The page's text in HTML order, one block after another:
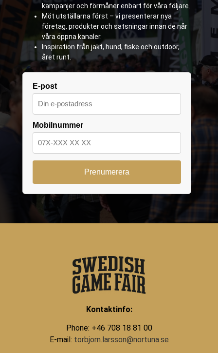
E-post
Mobilnummer
kampanjer och förmåner enbart för våra följare.
Möt utställarna först – vi presenterar nya
företag, produkter och satsningar innan de når
våra öppna kanaler.
Inspiration från jakt, hund, fiske och outdoor,
året runt.
Kontaktinfo:
Phone: +46 708 18 81 00
E-mail: torbjorn.larsson@nortuna.se